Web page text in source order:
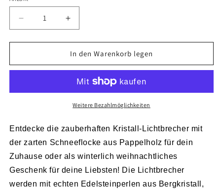
Verringere
die
Menge
Kristall
|
Erhöhe
die
Menge
für
Kristall
Lichtbrecher
Schneeflocke
|
Loop
In den Warenkorb legen
Weitere Bezahlmöglichkeiten
Entdecke die zauberhaften Kristall-Lichtbrecher mit
der zarten Schneeflocke aus Pappelholz für dein
Zuhause oder als winterlich weihnachtliches
Geschenk für deine Liebsten! Die Lichtbrecher
werden mit echten Edelsteinperlen aus Bergkristall,